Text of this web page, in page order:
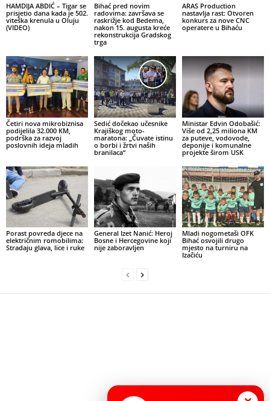
HAMDIJA ABDIĆ – Tigar se
prisjetio dana kada je 502.
viteška krenula u Oluju
(VIDEO)
Bihać pred novim
radovima: završava se
raskrižje kod Bedema,
nakon 15. augusta kreće
rekonstrukcija Gradskog
trga
ARAS Production
nastavlja rast: Otvoren
konkurs za nove CNC
operatere u Bihaću
Četiri nova mikrobiznisa
podijelila 32.000 KM,
podrška za razvoj
poslovnih ideja mladih
Sedić dočekao učesnike
Krajiškog moto-
maratona: „Čuvate istinu
o borbi i žrtvi naših
branilaca“
Ministar Edvin Odobašić:
Više od 2,25 miliona KM
za puteve, vodovode,
deponije i komunalne
projekte širom USK
Porast povreda djece na
električnim romobilima:
Stradaju glava, lice i ruke
General Izet Nanić: Heroj
Bosne i Hercegovine koji
nije zaboravljen
Mladi nogometaši OFK
Bihać osvojili drugo
mjesto na turniru na
Izačiću